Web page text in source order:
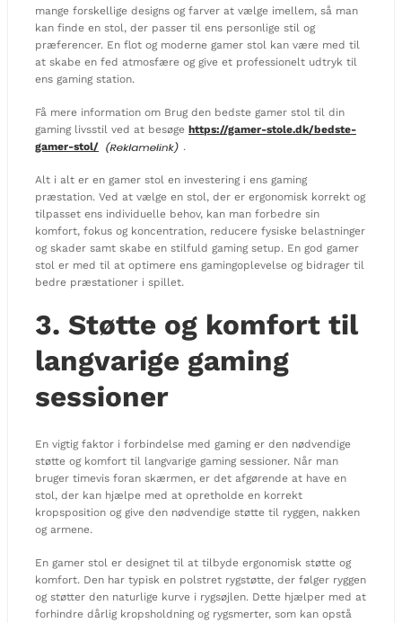
mange forskellige designs og farver at vælge imellem, så man
kan finde en stol, der passer til ens personlige stil og
præferencer. En flot og moderne gamer stol kan være med til
at skabe en fed atmosfære og give et professionelt udtryk til
ens gaming station.
Få mere information om Brug den bedste gamer stol til din
gaming livsstil ved at besøge https://gamer-stole.dk/bedste-
gamer-stol/
.
Alt i alt er en gamer stol en investering i ens gaming
præstation. Ved at vælge en stol, der er ergonomisk korrekt og
tilpasset ens individuelle behov, kan man forbedre sin
komfort, fokus og koncentration, reducere fysiske belastninger
og skader samt skabe en stilfuld gaming setup. En god gamer
stol er med til at optimere ens gamingoplevelse og bidrager til
bedre præstationer i spillet.
3. Støtte og komfort til
langvarige gaming
sessioner
En vigtig faktor i forbindelse med gaming er den nødvendige
støtte og komfort til langvarige gaming sessioner. Når man
bruger timevis foran skærmen, er det afgørende at have en
stol, der kan hjælpe med at opretholde en korrekt
kropsposition og give den nødvendige støtte til ryggen, nakken
og armene.
En gamer stol er designet til at tilbyde ergonomisk støtte og
komfort. Den har typisk en polstret rygstøtte, der følger ryggen
og støtter den naturlige kurve i rygsøjlen. Dette hjælper med at
forhindre dårlig kropsholdning og rygsmerter, som kan opstå